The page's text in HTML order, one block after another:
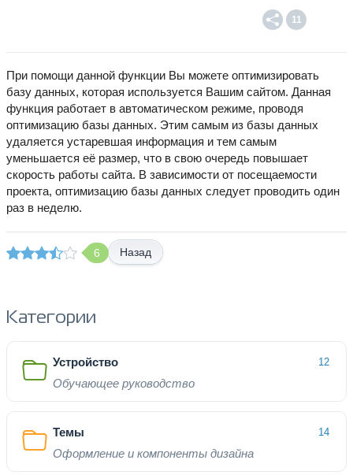
11
При помощи данной функции Вы можете оптимизировать
базу данных, которая используется Вашим сайтом. Данная
функция работает в автоматическом режиме, проводя
оптимизацию базы данных. Этим самым из базы данных
удаляется устаревшая информация и тем самым
уменьшается её размер, что в свою очередь повышает
скорость работы сайта. В зависимости от посещаемости
проекта, оптимизацию базы данных следует проводить один
раз в неделю.
6 Назад
Категории
Устройство 12
Обучающее руководство
Темы 14
Оформление и компоненты дизайна